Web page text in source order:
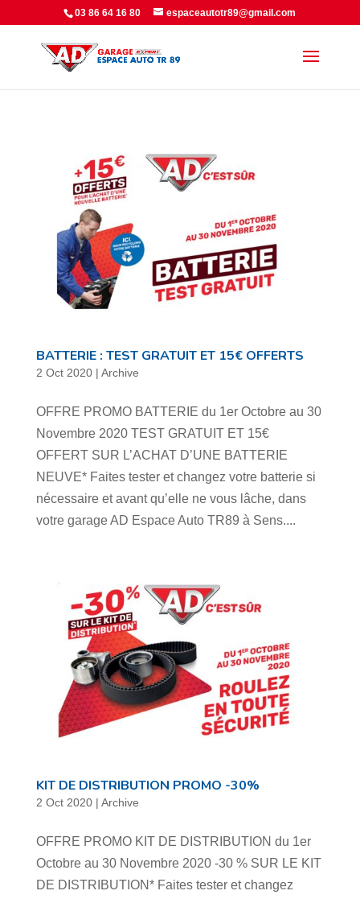
Panneau de gestion des cookies
03 86 64 16 80 espaceautotr89@gmail.com
BATTERIE : TEST GRATUIT ET 15€ OFFERTS
2 Oct 2020| Archive
OFFRE PROMO BATTERIE du 1er Octobre au 30
Novembre 2020 TEST GRATUIT ET 15€
OFFERT SUR L’ACHAT D’UNE BATTERIE
NEUVE* Faites tester et changez votre batterie si
nécessaire et avant qu’elle ne vous lâche, dans
votre garage AD Espace Auto TR89 à Sens....
KIT DE DISTRIBUTION PROMO -30%
2 Oct 2020| Archive
OFFRE PROMO KIT DE DISTRIBUTION du 1er
Octobre au 30 Novembre 2020 -30 % SUR LE KIT
DE DISTRIBUTION* Faites tester et changez